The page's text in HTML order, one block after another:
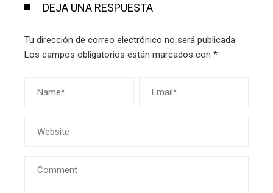
DEJA UNA RESPUESTA
Tu dirección de correo electrónico no será publicada.
Los campos obligatorios están marcados con *